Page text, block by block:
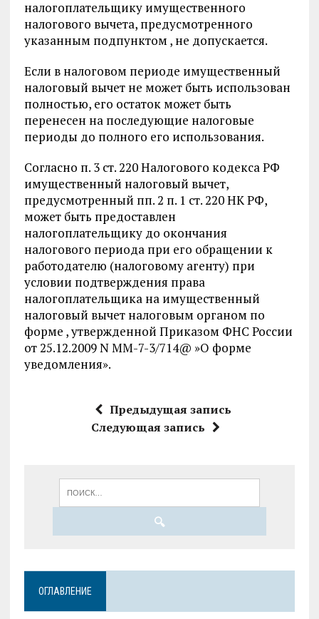
налогоплательщику имущественного
налогового вычета, предусмотренного
указанным подпунктом , не допускается.
Если в налоговом периоде имущественный
налоговый вычет не может быть использован
полностью, его остаток может быть
перенесен на последующие налоговые
периоды до полного его использования.
Согласно п. 3 ст. 220 Налогового кодекса РФ
имущественный налоговый вычет,
предусмотренный пп. 2 п. 1 ст. 220 НК РФ,
может быть предоставлен
налогоплательщику до окончания
налогового периода при его обращении к
работодателю (налоговому агенту) при
условии подтверждения права
налогоплательщика на имущественный
налоговый вычет налоговым органом по
форме , утвержденной Приказом ФНС России
от 25.12.2009 N ММ-7-3/714@ »О форме
уведомления».
Предыдущая запись
Следующая запись
ОГЛАВЛЕНИЕ